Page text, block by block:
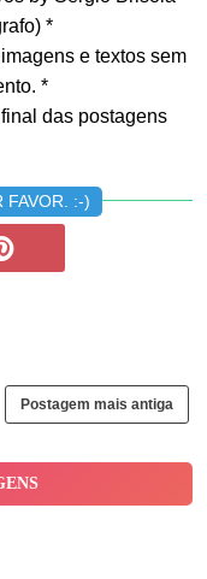
*
e textos sem
*
das postagens
FAVOR. :-)
Postagem mais antiga